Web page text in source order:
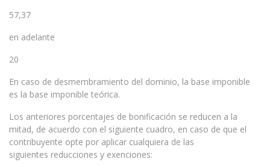
57,37
en adelante
20
En caso de desmembramiento del dominio, la base imponible
es la base imponible teórica.
Los anteriores porcentajes de bonificación se reducen a la
mitad, de acuerdo con el siguiente cuadro, en caso de que el
contribuyente opte por aplicar cualquiera de las
siguientes reducciones y exenciones: